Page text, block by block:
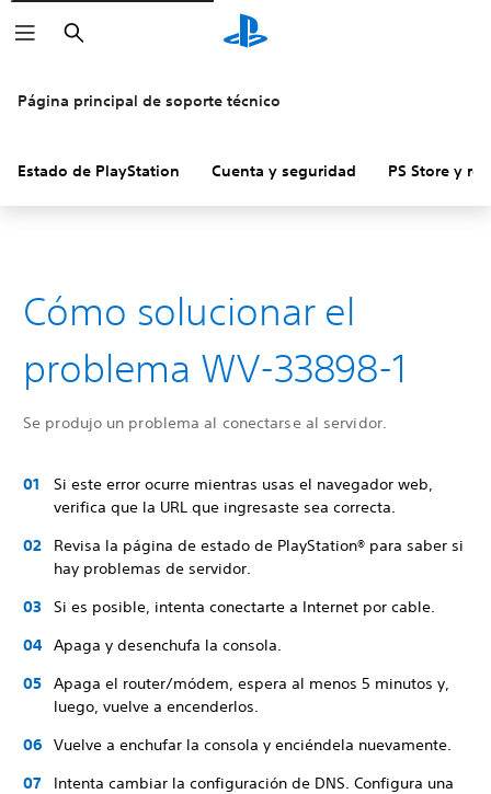
Buscar
Página principal de soporte técnico
Estado de PlayStation Cuenta y seguridad PS Store y
Cómo solucionar el
problema WV-33898-1
Se produjo un problema al conectarse al servidor.
Si este error ocurre mientras usas el navegador web,
verifica que la URL que ingresaste sea correcta.
Revisa la página de estado de PlayStation® para saber si
hay problemas de servidor.
Si es posible, intenta conectarte a Internet por cable.
Apaga y desenchufa la consola.
Apaga el router/módem, espera al menos 5 minutos y,
luego, vuelve a encenderlos.
Vuelve a enchufar la consola y enciéndela nuevamente.
Intenta cambiar la configuración de DNS. Configura una